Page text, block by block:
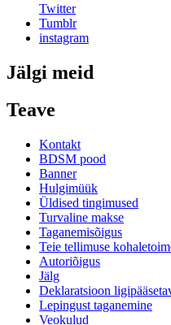
Twitter
Tumblr
instagram
Jälgi meid
Teave
Kontakt
BDSM pood
Banner
Hulgimüük
Üldised tingimused
Turvaline makse
Taganemisõigus
Teie tellimuse
Autoriõigus
Jälg
Deklaratsioon
Lepingust taganemine
Veokulud